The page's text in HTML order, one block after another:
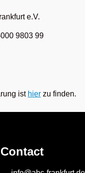
e.V.
9803 99
ist hier zu finden.
Contact